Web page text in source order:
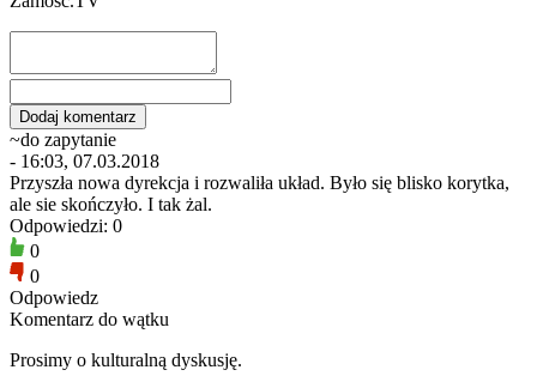
~do zapytanie
- 16:03, 07.03.2018
Przyszła nowa dyrekcja i rozwaliła układ. Było się blisko korytka,
ale sie skończyło. I tak żal.
Odpowiedzi: 0
0
0
Odpowiedz
Komentarz do wątku
Prosimy o kulturalną dyskusję.